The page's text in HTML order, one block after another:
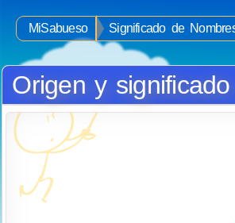
MiSabueso Significado de
Origen y